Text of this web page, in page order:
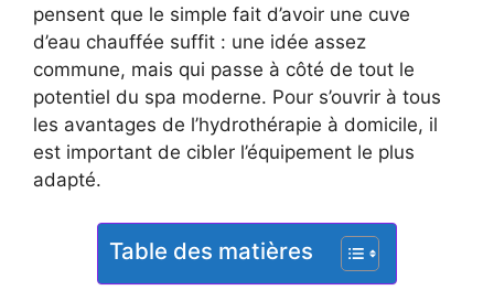
pensent que le simple fait d’avoir une cuve
d’eau chauffée suffit : une idée assez
commune, mais qui passe à côté de tout le
potentiel du spa moderne. Pour s’ouvrir à tous
les avantages de l’hydrothérapie à domicile, il
est important de cibler l’équipement le plus
adapté.
Table des matières